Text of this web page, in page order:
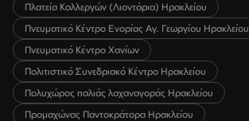
Πλατεία Καλλεργών (Λιοντάρια) Ηρακλείου
Πνευματικό Κέντρο Ενορίας Αγ. Γεωργίου Ηρακλείου
Πνευματικό Κέντρο Χανίων
Πολιτιστικό Συνεδριακό Κέντρο Ηρακλείου
Πολυχώρος παλιάς λαχαναγοράς Ηρακλείου
Προμαχώνας Παντοκράτορα Ηρακλείου